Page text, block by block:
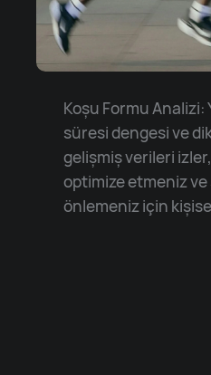
Koşu Formu Analizi:
süresi dengesi ve
gelişmiş verileri
optimize etmeniz ve
önlemeniz için